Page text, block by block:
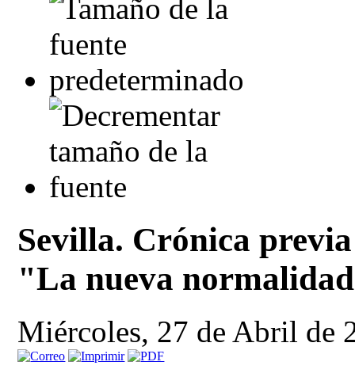
Sevilla. Crónica
"La nueva
Miércoles, 27 de Abril de